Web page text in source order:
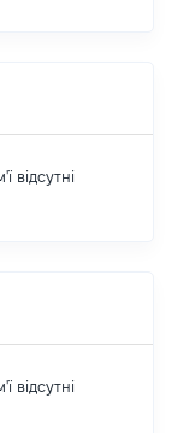
відсутні
відсутні